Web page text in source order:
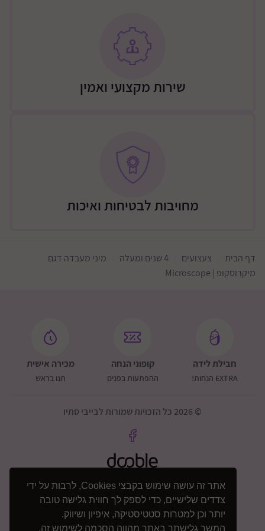
אתר זה עושה שימוש בקבצי Cookies, לרבות על ידי
צדדים שלישיים, כדי לספק לך חווית גלישה טובה
יותר וכן למטרות סטטיסטיקה, איפיון ושיווק.
המשך גלישתך באתר מהווה הסכמה לשימוש זה.
שירות מקצועי ואמין
מחויבות לבטיחות ואיכות
דף הבית צעצועים 4 שנים ומעלה
מיני מעבדה דגם
מיקרוסקופ | Microscope
חבילת לידה
EXTRA הנחות!
קופוני הנחה
ההפתעות בפנים
מכירה אישית
תנו בראש
© 2026 כל הזכויות שמורות לבייבי סתיו